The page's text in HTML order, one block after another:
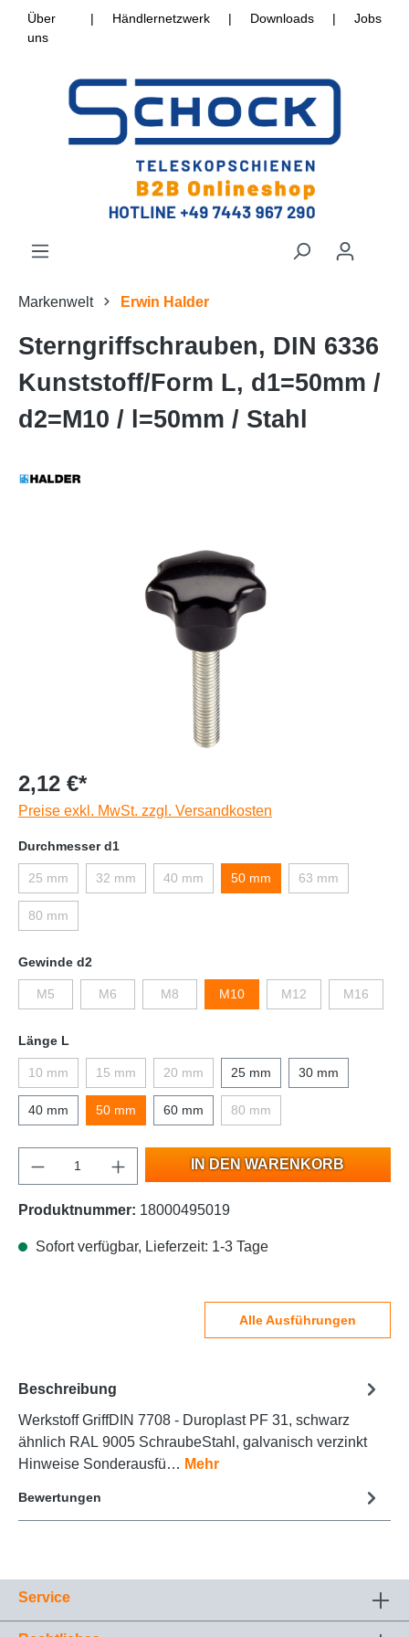
Über
uns
| Händlernetzwerk | Downloads | Jobs
Markenwelt Erwin Halder
Sterngriffschrauben, DIN 6336
Kunststoff/Form L, d1=50mm /
d2=M10 / l=50mm / Stahl
2,12 €*
Preise exkl. MwSt. zzgl. Versandkosten
Durchmesser d1
25 mm 32 mm 40 mm 50 mm 63 mm
80 mm
Gewinde d2
M5 M6 M8 M10 M12 M16
Länge L
10 mm 15 mm 20 mm 25 mm 30 mm
40 mm 50 mm 60 mm 80 mm
IN DEN WARENKORB
Produktnummer: 18000495019
Sofort verfügbar, Lieferzeit: 1-3 Tage
Alle Ausführungen
Beschreibung
Werkstoff GriffDIN 7708 - Duroplast PF 31, schwarz
ähnlich RAL 9005 SchraubeStahl, galvanisch verzinkt
Hinweise Sonderausfü… Mehr
Bewertungen
Service